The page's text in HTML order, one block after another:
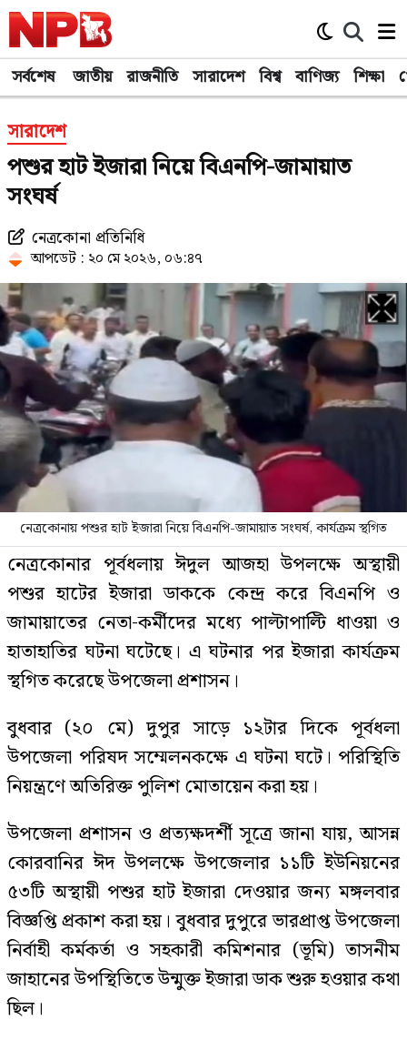
সর্বশেষ জাতীয় রাজনীতি সারাদেশ বিশ্ব বাণিজ্য শিক্ষা
সারাদেশ
পশুর হাট ইজারা নিয়ে বিএনপি-জামায়াত
সংঘর্ষ
নেত্রকোনা প্রতিনিধি
আপডেট : ২০ মে ২০২৬, ০৬:৪৭
নেত্রকোনায় পশুর হাট ইজারা নিয়ে বিএনপি-জামায়াত সংঘর্ষ, কার্যক্রম স্থগিত
নেত্রকোনার পূর্বধলায় ঈদুল আজহা উপলক্ষে অস্থায়ী
পশুর হাটের ইজারা ডাককে কেন্দ্র করে বিএনপি ও
জামায়াতের নেতা-কর্মীদের মধ্যে পাল্টাপাল্টি ধাওয়া ও
হাতাহাতির ঘটনা ঘটেছে। এ ঘটনার পর ইজারা কার্যক্রম
স্থগিত করেছে উপজেলা প্রশাসন।
বুধবার (২০ মে) দুপুর সাড়ে ১২টার দিকে পূর্বধলা
উপজেলা পরিষদ সম্মেলনকক্ষে এ ঘটনা ঘটে। পরিস্থিতি
নিয়ন্ত্রণে অতিরিক্ত পুলিশ মোতায়েন করা হয়।
উপজেলা প্রশাসন ও প্রত্যক্ষদর্শী সূত্রে জানা যায়, আসন্ন
কোরবানির ঈদ উপলক্ষে উপজেলার ১১টি ইউনিয়নের
৫৩টি অস্থায়ী পশুর হাট ইজারা দেওয়ার জন্য মঙ্গলবার
বিজ্ঞপ্তি প্রকাশ করা হয়। বুধবার দুপুরে ভারপ্রাপ্ত উপজেলা
নির্বাহী কর্মকর্তা ও সহকারী কমিশনার (ভূমি) তাসনীম
জাহানের উপস্থিতিতে উন্মুক্ত ইজারা ডাক শুরু হওয়ার কথা
ছিল।